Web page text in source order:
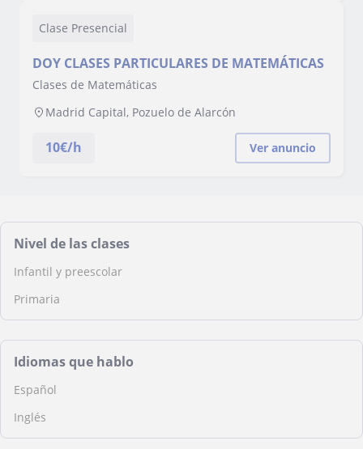
Clase Presencial
DOY CLASES PARTICULARES DE MATEMÁTICAS
Clases de Matemáticas
Madrid Capital, Pozuelo de Alarcón
10€/h Ver anuncio
Nivel de las clases
Infantil y preescolar
Primaria
Idiomas que hablo
Español
Inglés